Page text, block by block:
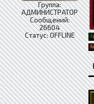
Группа:
АДМИНИСТРАТОР
Сообщений:
26604
Статус:OFFLINE